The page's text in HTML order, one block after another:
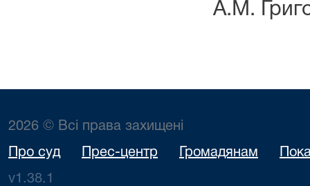
А.М.
2026 © Всі права захищені
Про суд Прес-центр Громадянам
v1.38.1